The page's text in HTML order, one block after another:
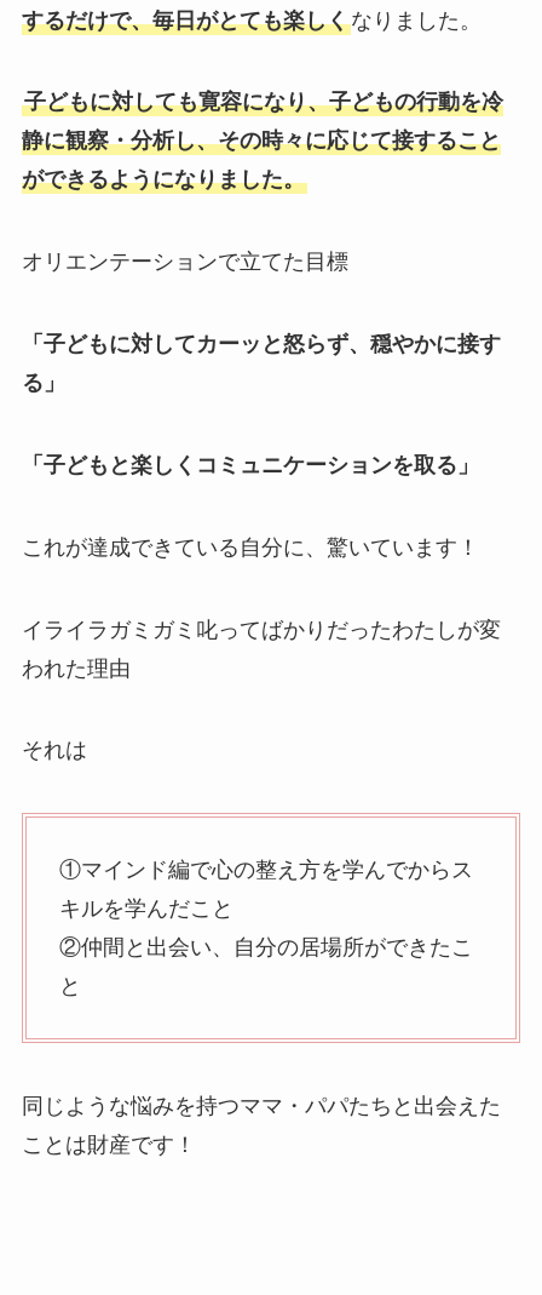
するだけで、毎日がとても楽しくなりました。
子どもに対しても寛容になり、子どもの行動を冷
静に観察・分析し、その時々に応じて接すること
ができるようになりました。
オリエンテーションで立てた目標
「子どもに対してカーッと怒らず、穏やかに接す
る」
「子どもと楽しくコミュニケーションを取る」
これが達成できている自分に、驚いています！
イライラガミガミ叱ってばかりだったわたしが変
われた理由
それは
①マインド編で心の整え方を学んでからス
キルを学んだこと
②仲間と出会い、自分の居場所ができたこ
と
同じような悩みを持つママ・パパたちと出会えた
ことは財産です！